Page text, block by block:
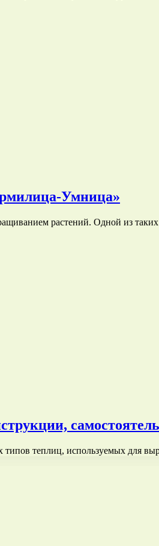
Умница»
растений. Одной из
теплиц, используемых для